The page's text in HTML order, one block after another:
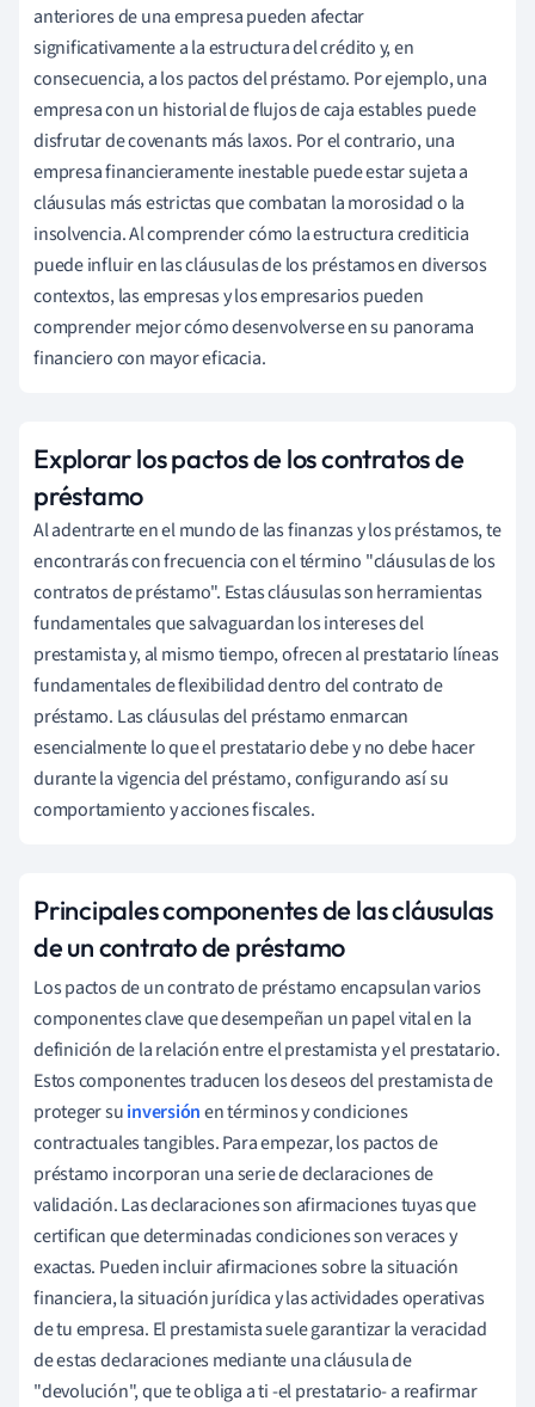
anteriores de una empresa pueden afectar
significativamente a la estructura del crédito y, en
consecuencia, a los pactos del préstamo. Por ejemplo, una
empresa con un historial de flujos de caja estables puede
disfrutar de covenants más laxos. Por el contrario, una
empresa financieramente inestable puede estar sujeta a
cláusulas más estrictas que combatan la morosidad o la
insolvencia. Al comprender cómo la estructura crediticia
puede influir en las cláusulas de los préstamos en diversos
contextos, las empresas y los empresarios pueden
comprender mejor cómo desenvolverse en su panorama
financiero con mayor eficacia.
Explorar los pactos de los contratos de
préstamo
Al adentrarte en el mundo de las finanzas y los préstamos, te
encontrarás con frecuencia con el término "cláusulas de los
contratos de préstamo". Estas cláusulas son herramientas
fundamentales que salvaguardan los intereses del
prestamista y, al mismo tiempo, ofrecen al prestatario líneas
fundamentales de flexibilidad dentro del contrato de
préstamo. Las cláusulas del préstamo enmarcan
esencialmente lo que el prestatario debe y no debe hacer
durante la vigencia del préstamo, configurando así su
comportamiento y acciones fiscales.
Principales componentes de las cláusulas
de un contrato de préstamo
Los pactos de un contrato de préstamo encapsulan varios
componentes clave que desempeñan un papel vital en la
definición de la relación entre el prestamista y el prestatario.
Estos componentes traducen los deseos del prestamista de
proteger suinversiónen términos y condiciones
contractuales tangibles. Para empezar, los pactos de
préstamo incorporan una serie de declaraciones de
validación. Las declaraciones son afirmaciones tuyas que
certifican que determinadas condiciones son veraces y
exactas. Pueden incluir afirmaciones sobre la situación
financiera, la situación jurídica y las actividades operativas
de tu empresa. El prestamista suele garantizar la veracidad
de estas declaraciones mediante una cláusula de
"devolución", que te obliga a ti -el prestatario- a reafirmar